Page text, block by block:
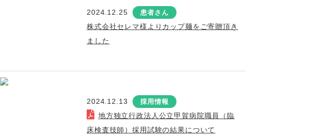
2024.12.25 患者さん
株式会社セレマ様よりカップ麺をご寄贈頂き
ました
2024.12.13 採用情報
地方独立行政法人公立甲賀病院職員（臨
床検査技師）採用試験の結果について